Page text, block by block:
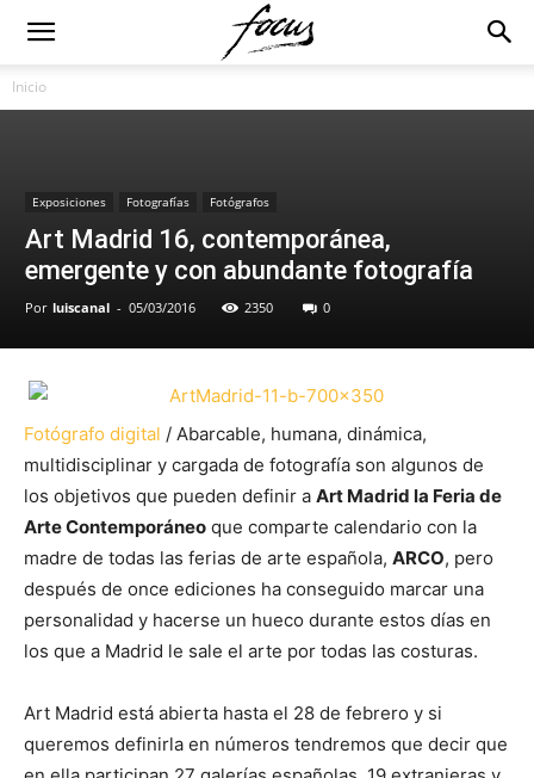
Inicio
Exposiciones Fotografías Fotógrafos
Art Madrid 16, contemporánea,
emergente y con abundante fotografía
Por luiscanal - 05/03/2016 2350 0
Fotógrafo digital / Abarcable, humana, dinámica,
multidisciplinar y cargada de fotografía son algunos de
los objetivos que pueden definir a Art Madrid la Feria de
Arte Contemporáneo que comparte calendario con la
madre de todas las ferias de arte española, ARCO, pero
después de once ediciones ha conseguido marcar una
personalidad y hacerse un hueco durante estos días en
los que a Madrid le sale el arte por todas las costuras.
Art Madrid está abierta hasta el 28 de febrero y si
queremos definirla en números tendremos que decir que